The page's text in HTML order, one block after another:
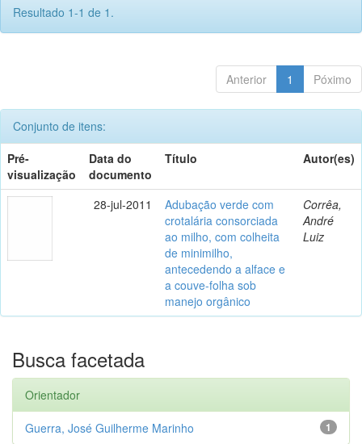
Resultado 1-1 de 1.
Anterior 1 Póximo
Conjunto de itens:
Pré-
visualização
Data do
documento
Título Autor(es)
28-jul-2011
Adubação verde com
crotalária consorciada
ao milho, com colheita
de minimilho,
antecedendo a alface e
a couve-folha sob
manejo orgânico
Corrêa,
André
Luiz
Busca facetada
Orientador
1
Guerra, José Guilherme Marinho